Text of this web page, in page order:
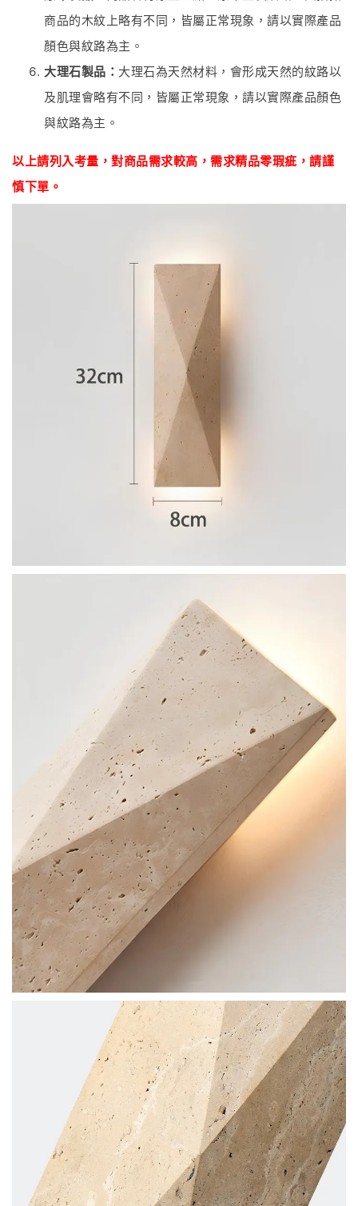
商品的木紋上略有不同，皆屬正常現象，請以實際產品
顏色與紋路為主。
大理石製品： 大理石為天然材料，會形成天然的紋路以
及肌理會略有不同，皆屬正常現象，請以實際產品顏色
與紋路為主。
以上請列入考量，對商品需求較高，需求精品零瑕疵 ， 請謹
慎下單。